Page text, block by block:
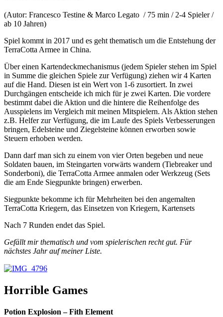
(Autor: Francesco Testine & Marco Legato / 75 min / 2-4 Spieler /
ab 10 Jahren)
Spiel kommt in 2017 und es geht thematisch um die Entstehung der
TerraCotta Armee in China.
Über einen Kartendeckmechanismus (jedem Spieler stehen im Spiel
in Summe die gleichen Spiele zur Verfügung) ziehen wir 4 Karten
auf die Hand. Diesen ist ein Wert von 1-6 zusortiert. In zwei
Durchgängen entscheide ich mich für je zwei Karten. Die vordere
bestimmt dabei die Aktion und die hintere die Reihenfolge des
Ausspielens im Vergleich mit meinen Mitspielern. Als Aktion stehen
z.B. Helfer zur Verfügung, die im Laufe des Spiels Verbesserungen
bringen, Edelsteine und Ziegelsteine können erworben sowie
Steuern erhoben werden.
Dann darf man sich zu einem von vier Orten begeben und neue
Soldaten bauen, im Steingarten vorwärts wandern (Tiebreaker und
Sonderboni), die TerraCotta Armee anmalen oder Werkzeug (Sets
die am Ende Siegpunkte bringen) erwerben.
Siegpunkte bekomme ich für Mehrheiten bei den angemalten
TerraCotta Kriegern, das Einsetzen von Kriegern, Kartensets
Nach 7 Runden endet das Spiel.
Gefällt mir thematisch und vom spielerischen recht gut. Für
nächstes Jahr auf meiner Liste.
Horrible Games
Potion Explosion – Fith Element